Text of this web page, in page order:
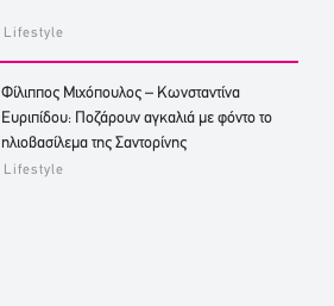
Lifestyle
Φίλιππος Μιχόπουλος – Κωνσταντίνα
Ευριπίδου: Ποζάρουν αγκαλιά με φόντο το
ηλιοβασίλεμα της Σαντορίνης
Lifestyle